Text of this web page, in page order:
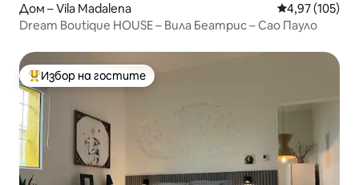
Дом – Vila Madalena Средна
4,97 (105)
Dream Boutique HOUSE – Вила Беатрис – Сао Пауло
Най-популярен избор на гостите
Избор на гостите